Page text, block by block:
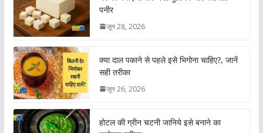
पनीर
जून 28, 2026
क्या दाल पकाने से पहले इसे भिगोना चाहिए?, जानें
सही तरीका
जून 26, 2026
होटल की ग्रीन चटनी जानिये इसे बनाने का